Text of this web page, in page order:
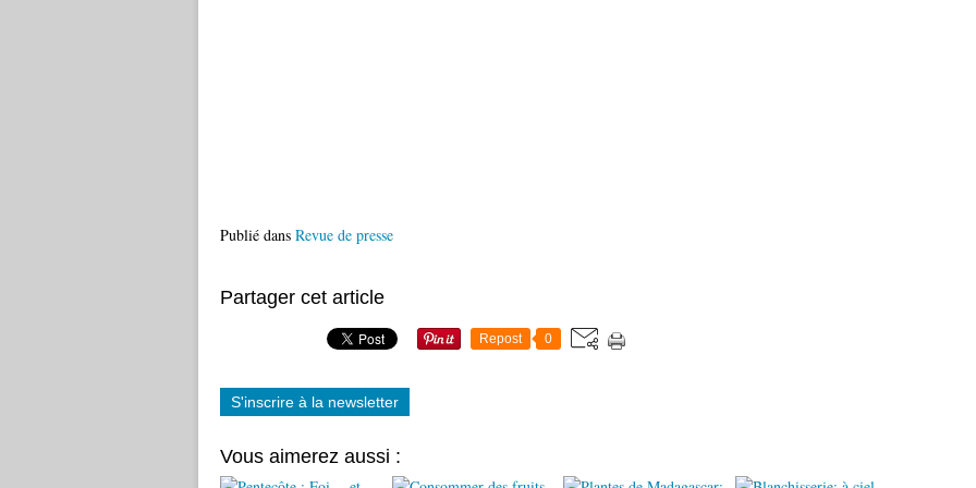
Publié dans Revue de presse
Partager cet article
Repost 0
S'inscrire à la newsletter
Vous aimerez aussi :